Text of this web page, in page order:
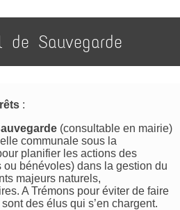
de Sauvegarde
:
(consultable en mairie)
communale sous la
planifier les actions des
bénévoles) dans la gestion du
majeurs naturels,
A Trémons pour éviter de faire
des élus qui s’en chargent.